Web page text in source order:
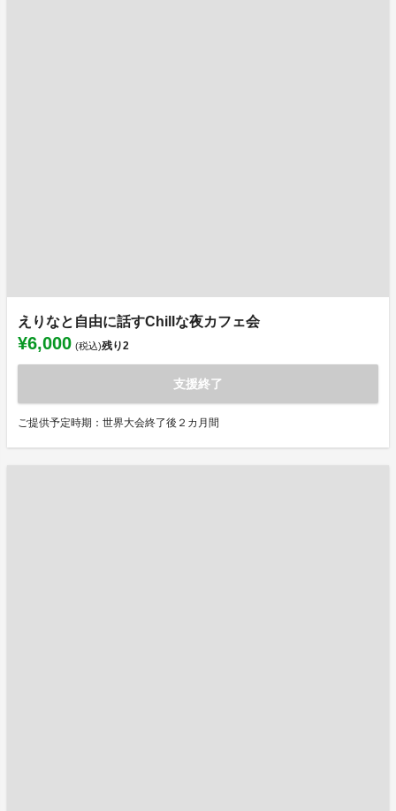
えりなと自由に話すChillな夜カフェ会
¥6,000 (税込)残り2
支援終了
ご提供予定時期：世界大会終了後２カ月間